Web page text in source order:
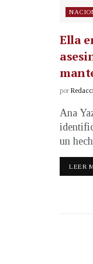
Ella
por
Ana
un
LEER